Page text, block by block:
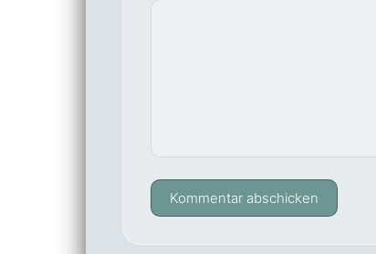
Kommentar abschicken